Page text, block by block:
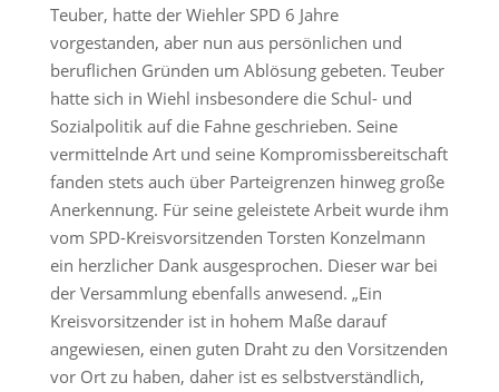
Teuber, hatte der Wiehler SPD 6 Jahre
vorgestanden, aber nun aus persönlichen und
beruflichen Gründen um Ablösung gebeten. Teuber
hatte sich in Wiehl insbesondere die Schul- und
Sozialpolitik auf die Fahne geschrieben. Seine
vermittelnde Art und seine Kompromissbereitschaft
fanden stets auch über Parteigrenzen hinweg große
Anerkennung. Für seine geleistete Arbeit wurde ihm
vom SPD-Kreisvorsitzenden Torsten Konzelmann
ein herzlicher Dank ausgesprochen. Dieser war bei
der Versammlung ebenfalls anwesend. „Ein
Kreisvorsitzender ist in hohem Maße darauf
angewiesen, einen guten Draht zu den Vorsitzenden
vor Ort zu haben, daher ist es selbstverständlich,